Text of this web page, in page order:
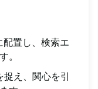
配置し、検索エ
。
え、関心を引